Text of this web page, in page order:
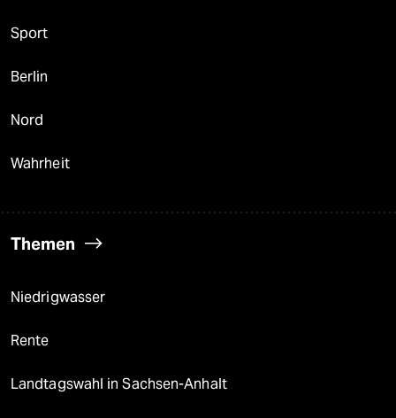
Sport
Berlin
Nord
Wahrheit
Themen
Niedrigwasser
Rente
Landtagswahl in Sachsen-Anhalt